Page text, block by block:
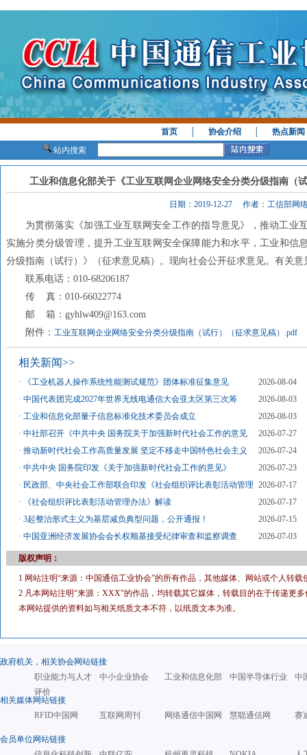
首页 │协会介绍 │热点新闻
站内搜索
工业和信息化部关于《工业互联网企业网络安全分类分级指南（
日期：2019-12-27 作者：工信部网
为贯彻落实《加强工业互联网安全工作的指导意见》，推动工业
实施分类分级管理，提升工业互联网安全保障能力和水平，工业和信
分级指南（试行）》（征求意见稿）。现向社会公开征求意见。有关
联系电话：010-68206187
传 真：010-66022774
邮 箱：gyhlw409@163.com
附件： 工业互联网企业网络安全分类分级指南（试行）（征求意见稿）.pdf
相关新闻>>
· 《工业机器人操作系统性能测试规范》团体标准征集意见
2026-08-04
·中国代表团完成2027年世界无线电通信大会亚太区第三次筹
2026-08-03
·工业和信息化部量子信息标准化技术委员会成立
2026-08-03
·中社部召开《中共中央 国务院关于加强新时代社会工作的意见
2026-07-27
·推动新时代社会工作高质量发展 坚定不移走中国特色社会主义
2026-07-24
·中共中央 国务院印发《关于加强新时代社会工作的意见》
2026-07-23
· 民政部、中央社会工作部联合印发《社会组织评比表彰活动管理
2026-07-17
·
《社会组织评比表彰活动管理办法》解读
2026-07-17
·3起整治形式主义为基层减负典型问题，公开通报！
2026-07-15
·中国亚洲经济发展协会会长权顺基接受纪律审查和监察调查 2026-07-03
版权声明：
1 网站注明“来源：中国通信工业协会”的所有作品，其他媒体、网站或个人转
2 凡本网站注明“来源：XXX”的作品，均转载其它媒体，转载目的在于传递更
本网站提供的资料如与相关纸质文本不符，以纸质文本为准。
政府机关，相关协会网站链接
职业能力与人才
评价
中小企业协会 工业和信息化部 中国半导体行业 中
相关媒体网站链接
RFID中国网
互联网周刊 网络通信中国网 慧聪通信网 赛
会员单位网站链接